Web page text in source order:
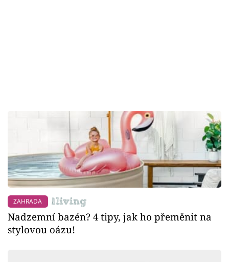
ZAHRADA
Nadzemní bazén? 4 tipy, jak ho přeměnit na
stylovou oázu!